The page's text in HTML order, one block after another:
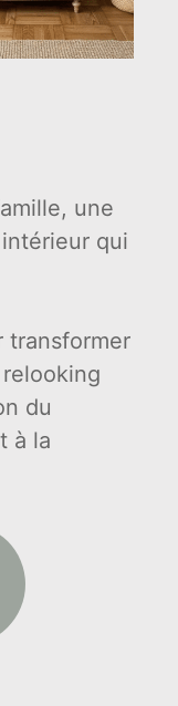
une
qui
transformer
du
à la